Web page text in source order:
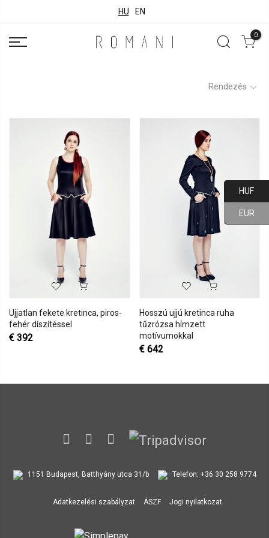
HU EN
0
Rendezés
Ujjatlan fekete kretinca, piros-
fehér díszítéssel
€ 392
Hosszú ujjú kretinca ruha
tűzrózsa hímzett
motívumokkal
€642
1151 Budapest, Batthyány utca 31/b Telefon: +36 30 258 9774
Adatkezelési szabályzat ÁSZF Jogi nyilatkozat
HUF
EUR